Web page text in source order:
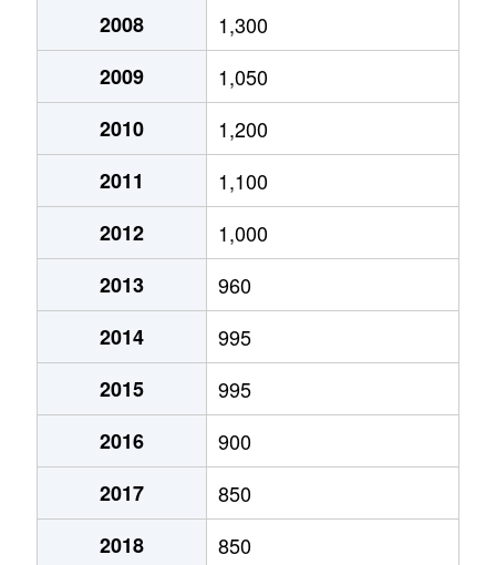
湖岸通り
1,100万円
湖岸通り
950万円
湖岸通り
10,000万円
大字湖南
820万円
大字湖南
2,600万円
大字湖南
290万円
大字湖南
290万円
大字湖南
540万円
大字湖南
750万円
大字湖南
1万円
大字湖南
680万円
2008
1,300
2009
1,050
2010
1,200
2011
1,100
2012
1,000
2013
960
2014
995
2015
995
2016
900
2017
850
2018
850